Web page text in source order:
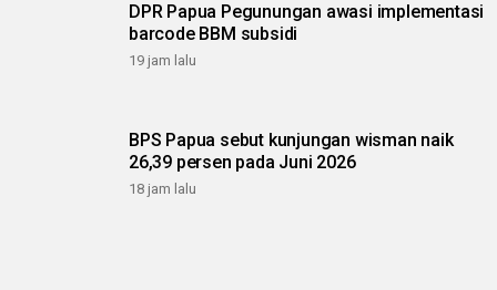
DPR Papua Pegunungan awasi implementasi
barcode BBM subsidi
19 jam lalu
BPS Papua sebut kunjungan wisman naik
26,39 persen pada Juni 2026
18 jam lalu